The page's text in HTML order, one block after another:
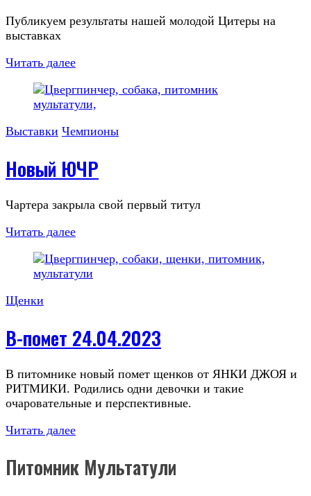
Публикуем результаты нашей молодой Цитеры на
выставках
Читать далее
Выставки Чемпионы
Новый ЮЧР
Чартера закрыла свой первый титул
Читать далее
Щенки
В-помет 24.04.2023
В питомнике новый помет щенков от ЯНКИ ДЖОЯ и
РИТМИКИ. Родились одни девочки и такие
очаровательные и перспективные.
Читать далее
Питомник Мультатули